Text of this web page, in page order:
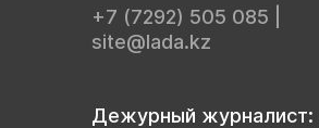
+7 (7292) 505 085
site@lada.kz
Дежурный журналист: